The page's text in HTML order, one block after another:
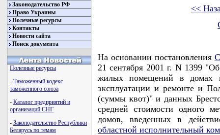
Законодательство РФ
Право Украины
Полезные ресурсы
Контакты
Новости сайта
Поиск документа
Полезные ресурсы
- Таможенный кодекс
таможенного союза
- Каталог предприятий и
организаций СНГ
- Законодательство Республики
Беларусь по темам
<<
На основании постановления
21 сентября 2001 г. N 1399
жилых помещений в домах
эксплуатации и ремонте и
(суммы квот)" и данных
средней стоимости одного
домов, введенных в
областной исполнительный